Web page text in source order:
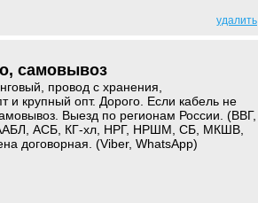
удалить
самовывоз
провод с хранения,
и крупный опт. Дорого. Если кабель не
Выезд по регионам России. (ВВГ,
АСБ, КГ-хл, НРГ, НРШМ, СБ, МКШВ,
договорная. (Viber, WhatsApp)